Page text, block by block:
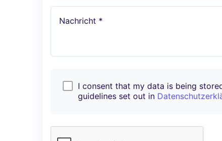
Nachricht *
I consent that my data is being
guidelines set out in